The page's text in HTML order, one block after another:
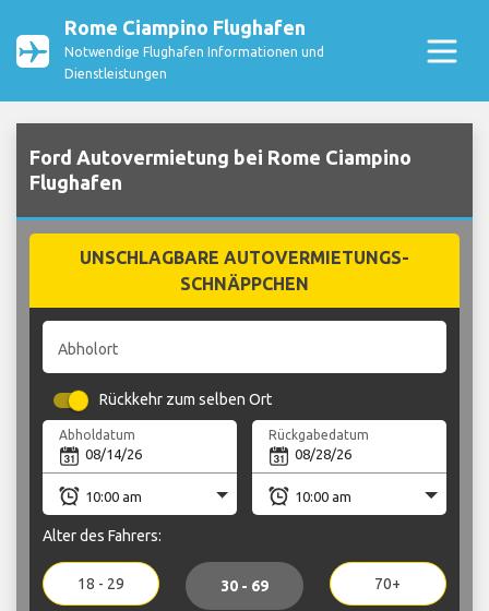
Rome Ciampino Flughafen
Notwendige Flughafen Informationen und
Dienstleistungen
Ford Autovermietung bei Rome Ciampino
Flughafen
UNSCHLAGBARE AUTOVERMIETUNGS-
SCHNÄPPCHEN
Abholort
Rückkehr zum selben Ort
Abholdatum Rückgabedatum
Alter des Fahrers:
18 - 29 30 - 69 70+